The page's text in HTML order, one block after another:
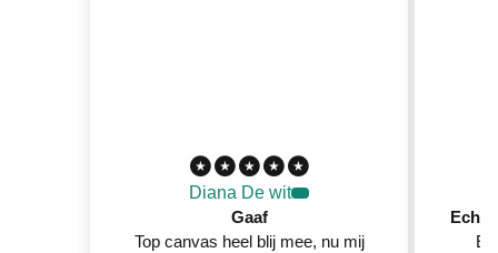
Diana De wit
Gaaf
Top canvas heel blij mee, nu mij